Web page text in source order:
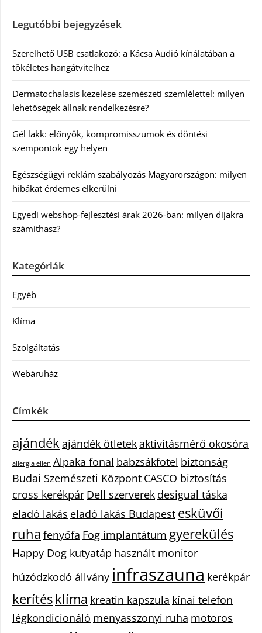
Legutóbbi bejegyzések
Szerelhető USB csatlakozó: a Kácsa Audió kínálatában a
tökéletes hangátvitelhez
Dermatochalasis kezelése szemészeti szemlélettel: milyen
lehetőségek állnak rendelkezésre?
Gél lakk: előnyök, kompromisszumok és döntési
szempontok egy helyen
Egészségügyi reklám szabályozás Magyarországon: milyen
hibákat érdemes elkerülni
Egyedi webshop-fejlesztési árak 2026-ban: milyen díjakra
számíthasz?
Kategóriák
Egyéb
Klíma
Szolgáltatás
Webáruház
Címkék
ajándékajándék ötletekaktivitásmérő okosóra
allergia ellen Alpaka fonal babzsákfotel biztonság
Budai Szemészeti Központ CASCO biztosítás
cross kerékpár Dell szerverek desigual táska
eladó lakás eladó lakás Budapest esküvői
ruha fenyőfa Fog implantátum gyerekülés
Happy Dog kutyatáp használt monitor
húzódzkodó állvány infraszauna kerékpár
kerítésklíma kreatin kapszula kínai telefon
légkondicionáló menyasszonyi ruha motoros